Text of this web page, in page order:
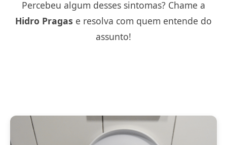
Percebeu algum desses sintomas? Chame a
Hidro Pragas e resolva com quem entende do
assunto!